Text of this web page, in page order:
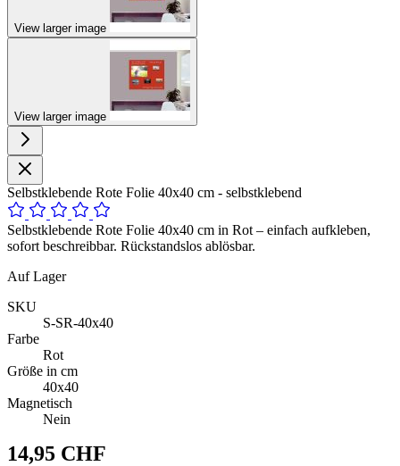
View larger image
View larger image
Selbstklebende Rote Folie 40x40 cm - selbstklebend
Selbstklebende Rote Folie 40x40 cm in Rot – einfach aufkleben,
sofort beschreibbar. Rückstandslos ablösbar.
Auf Lager
SKU
S-SR-40x40
Farbe
Rot
Größe in cm
40x40
Magnetisch
Nein
14,95 CHF